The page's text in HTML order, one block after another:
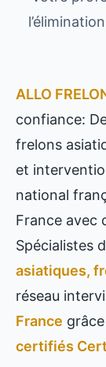
ALLO
confiance:
frelons
et
national
France avec
Spécialistes
asiatiques,
réseau
France
certifiés